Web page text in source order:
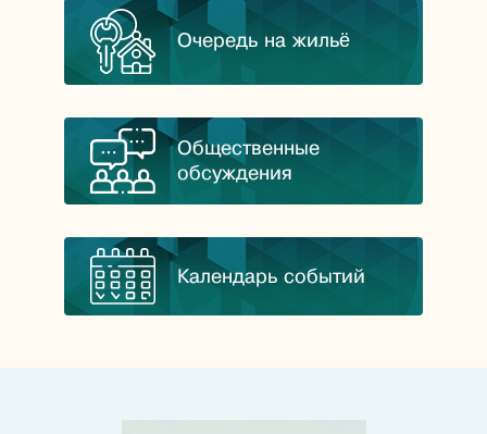
Очередь на жильё
Общественные
обсуждения
Календарь событий